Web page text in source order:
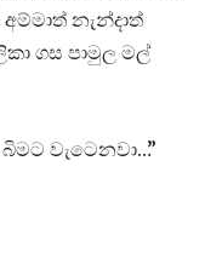
නැන්දාත්
ගස පාමුල මල්
වැටෙනවා…”